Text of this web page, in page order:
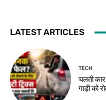
LATEST ARTICLES
TECH
चलती
गाड़ी को